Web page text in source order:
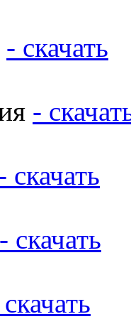
- скачать
-
скачать
- скачать